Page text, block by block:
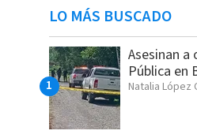
LO MÁS BUSCADO
Asesinan a
Pública en
Natalia López